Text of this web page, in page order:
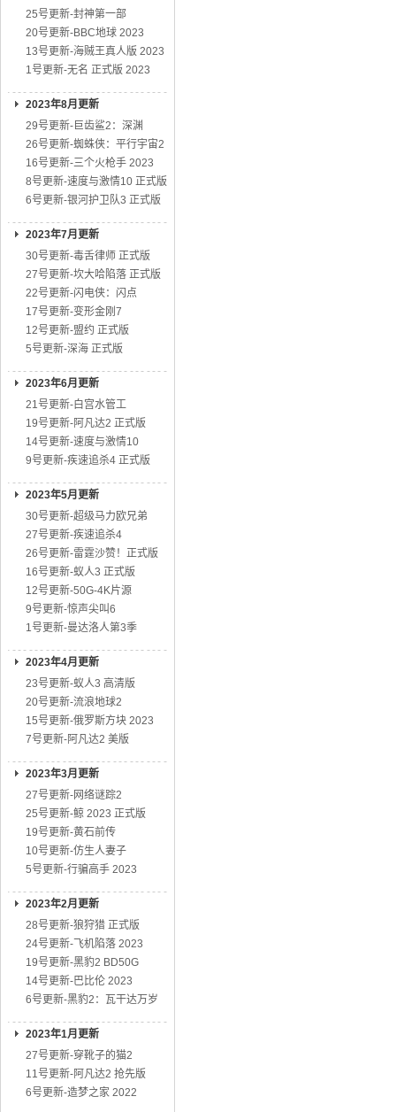
25号更新-封神第一部
20号更新-BBC地球 2023
13号更新-海贼王真人版 2023
1号更新-无名 正式版 2023
2023年8月更新
29号更新-巨齿鲨2：深渊
26号更新-蜘蛛侠：平行宇宙2
16号更新-三个火枪手 2023
8号更新-速度与激情10 正式版
6号更新-银河护卫队3 正式版
2023年7月更新
30号更新-毒舌律师 正式版
27号更新-坎大哈陷落 正式版
22号更新-闪电侠：闪点
17号更新-变形金刚7
12号更新-盟约 正式版
5号更新-深海 正式版
2023年6月更新
21号更新-白宫水管工
19号更新-阿凡达2 正式版
14号更新-速度与激情10
9号更新-疾速追杀4 正式版
2023年5月更新
30号更新-超级马力欧兄弟
27号更新-疾速追杀4
26号更新-雷霆沙赞！正式版
16号更新-蚁人3 正式版
12号更新-50G-4K片源
9号更新-惊声尖叫6
1号更新-曼达洛人第3季
2023年4月更新
23号更新-蚁人3 高清版
20号更新-流浪地球2
15号更新-俄罗斯方块 2023
7号更新-阿凡达2 美版
2023年3月更新
27号更新-网络谜踪2
25号更新-鲸 2023 正式版
19号更新-黄石前传
10号更新-仿生人妻子
5号更新-行骗高手 2023
2023年2月更新
28号更新-狼狩猎 正式版
24号更新-飞机陷落 2023
19号更新-黑豹2 BD50G
14号更新-巴比伦 2023
6号更新-黑豹2：瓦干达万岁
2023年1月更新
27号更新-穿靴子的猫2
11号更新-阿凡达2 抢先版
6号更新-造梦之家 2022